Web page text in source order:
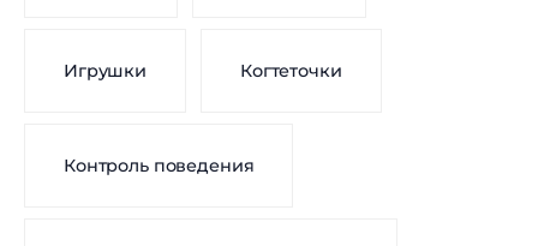
Игрушки Когтеточки
Контроль поведения